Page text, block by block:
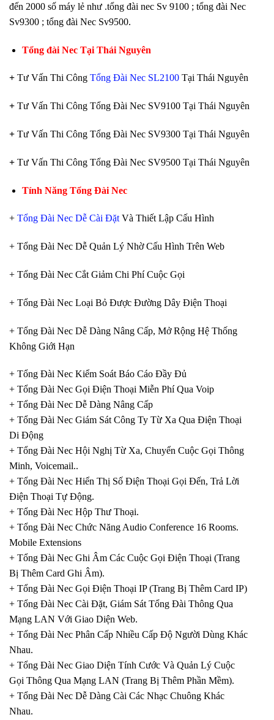
đến 2000 số máy lẻ như .tổng đài nec Sv 9100 ; tổng đài Nec
Sv9300 ; tổng đài Nec Sv9500.
Tổng đài Nec Tại Thái Nguyên
+ Tư Vấn Thi Công Tổng Đài Nec SL2100 Tại Thái Nguyên
+ Tư Vấn Thi Công Tổng Đài Nec SV9100 Tại Thái Nguyên
+ Tư Vấn Thi Công Tổng Đài Nec SV9300 Tại Thái Nguyên
+ Tư Vấn Thi Công Tổng Đài Nec SV9500 Tại Thái Nguyên
Tính Năng Tổng Đài Nec
+ Tổng Đài Nec Dễ Cài ĐặtVà Thiết Lập Cấu Hình
+ Tổng Đài Nec Dễ Quản Lý Nhờ Cấu Hình Trên Web
+ Tổng Đài Nec Cắt Giảm Chi Phí Cuộc Gọi
+ Tổng Đài Nec Loại Bỏ Được Đường Dây Điện Thoại
+ Tổng Đài Nec Dễ Dàng Nâng Cấp, Mở Rộng Hệ Thống
Không Giới Hạn
+ Tổng Đài Nec Kiểm Soát Báo Cáo Đầy Đủ
+ Tổng Đài Nec Gọi Điện Thoại Miễn Phí Qua Voip
+ Tổng Đài Nec Dễ Dàng Nâng Cấp
+ Tổng Đài Nec Giám Sát Công Ty Từ Xa Qua Điện Thoại
Di Động
+ Tổng Đài Nec Hội Nghị Từ Xa, Chuyển Cuộc Gọi Thông
Minh, Voicemail..
+ Tổng Đài Nec Hiển Thị Số Điện Thoại Gọi Đến, Trả Lời
Điện Thoại Tự Động.
+ Tổng Đài Nec Hộp Thư Thoại.
+ Tổng Đài Nec Chức Năng Audio Conference 16 Rooms.
Mobile Extensions
+ Tổng Đài Nec Ghi Âm Các Cuộc Gọi Điện Thoại (Trang
Bị Thêm Card Ghi Âm).
+ Tổng Đài Nec Gọi Điện Thoại IP (Trang Bị Thêm Card IP)
+ Tổng Đài Nec Cài Đặt, Giám Sát Tổng Đài Thông Qua
Mạng LAN Với Giao Diện Web.
+ Tổng Đài Nec Phân Cấp Nhiều Cấp Độ Người Dùng Khác
Nhau.
+ Tổng Đài Nec Giao Diện Tính Cước Và Quản Lý Cuộc
Gọi Thông Qua Mạng LAN (Trang Bị Thêm Phần Mềm).
+ Tổng Đài Nec Dễ Dàng Cài Các Nhạc Chuông Khác
Nhau.